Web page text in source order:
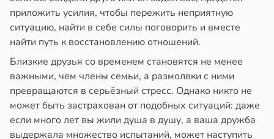
приложить усилия, чтобы пережить неприятную
ситуацию, найти в себе силы поговорить и вместе
найти путь к восстановлению отношений.
Близкие друзья со временем становятся не менее
важными, чем члены семьи, а размолвки с ними
превращаются в серьёзный стресс. Однако никто не
может быть застрахован от подобных ситуаций: даже
если много лет вы жили душа в душу, а ваша дружба
выдержала множество испытаний, может наступить